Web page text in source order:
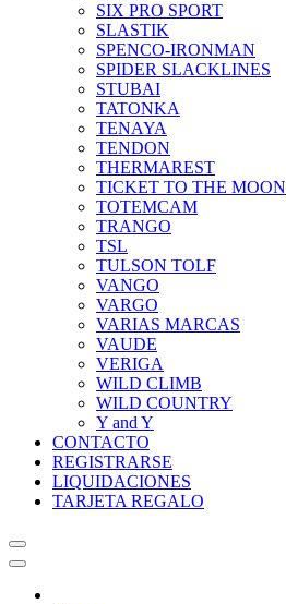
SIX PRO SPORT
SLASTIK
SPENCO-IRONMAN
SPIDER SLACKLINES
STUBAI
TATONKA
TENAYA
TENDON
THERMAREST
TICKET TO THE MOON
TOTEMCAM
TRANGO
TSL
TULSON TOLF
VANGO
VARGO
VARIAS MARCAS
VAUDE
VERIGA
WILD CLIMB
WILD COUNTRY
Y and Y
CONTACTO
REGISTRARSE
LIQUIDACIONES
TARJETA REGALO